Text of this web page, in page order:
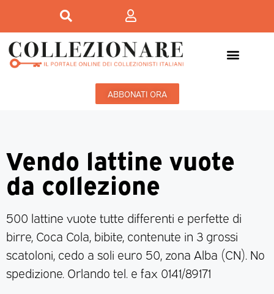
ABBONATI ORA
Vendo lattine vuote
da collezione
500 lattine vuote tutte differenti e perfette di
birre, Coca Cola, bibite, contenute in 3 grossi
scatoloni, cedo a soli euro 50, zona Alba (CN). No
spedizione. Orlando tel. e fax 0141/89171